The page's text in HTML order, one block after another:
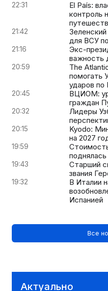
22:31
El País:
контроль
21:42
для ВСУ
21:16
Экс-
важность
20:59
The
помогать
ударов по
20:45
ВЦИОМ:
граждан
20:32
Лидеры
20:15
Kyodo:
на 2027
19:59
19:43
Старший
звания
19:32
В Италии
Испанией
Все
Актуально